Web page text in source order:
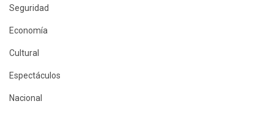
Seguridad
Economía
Cultural
Espectáculos
Nacional